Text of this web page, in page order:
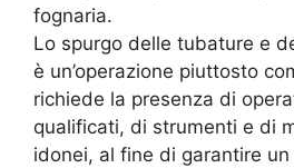
fognaria.
Lo spurgo delle tubature e
è un’operazione piuttosto
richiede la presenza di
qualificati, di strumenti e di
idonei, al fine di garantire